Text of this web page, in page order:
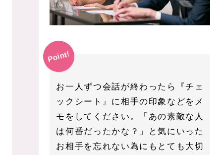
Point!
お一人ずつ会話が終わったら『チェ
ックシート』に相手の印象などをメ
モをしてください。「あの素敵な人
は何番だったかな？」と気にいった
お相手を忘れない為にもとても大切